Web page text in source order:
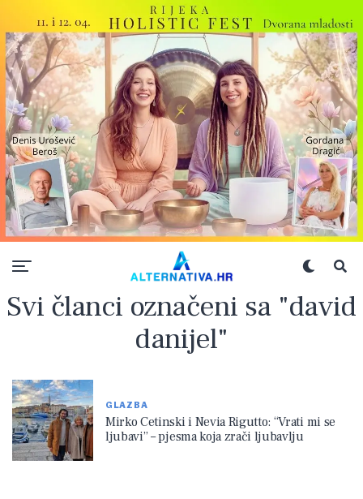
Svi članci označeni sa "david
danijel"
GLAZBA
Mirko Cetinski i Nevia Rigutto: “Vrati mi se
ljubavi” – pjesma koja zrači ljubavlju